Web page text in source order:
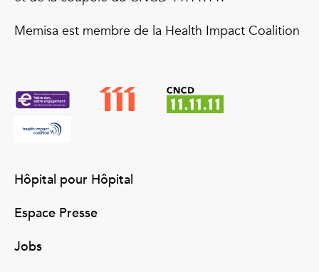
Memisa est membre de la Health Impact Coalition
Hôpital pour Hôpital
Espace Presse
Jobs